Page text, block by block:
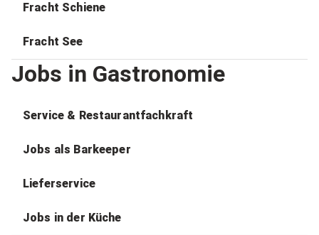
Fracht Schiene
Fracht See
Jobs in Gastronomie
Service & Restaurantfachkraft
Jobs als Barkeeper
Lieferservice
Jobs in der Küche